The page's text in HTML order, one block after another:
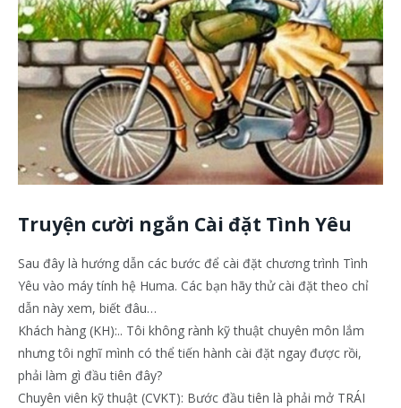
Truyện cười ngắn Cài đặt Tình Yêu
Sau đây là hướng dẫn các bước để cài đặt chương trình Tình
Yêu vào máy tính hệ Huma. Các bạn hãy thử cài đặt theo chỉ
dẫn này xem, biết đâu…
Khách hàng (KH):.. Tôi không rành kỹ thuật chuyên môn lắm
nhưng tôi nghĩ mình có thể tiến hành cài đặt ngay được rồi,
phải làm gì đầu tiên đây?
Chuyên viên kỹ thuật (CVKT): Bước đầu tiên là phải mở TRÁI